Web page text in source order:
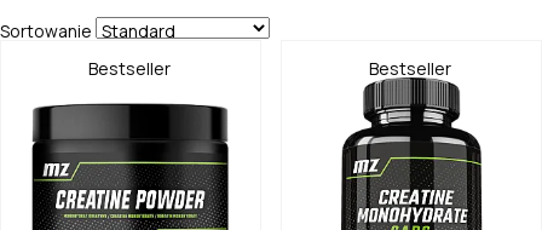
Sortowanie
Bestseller Bestseller